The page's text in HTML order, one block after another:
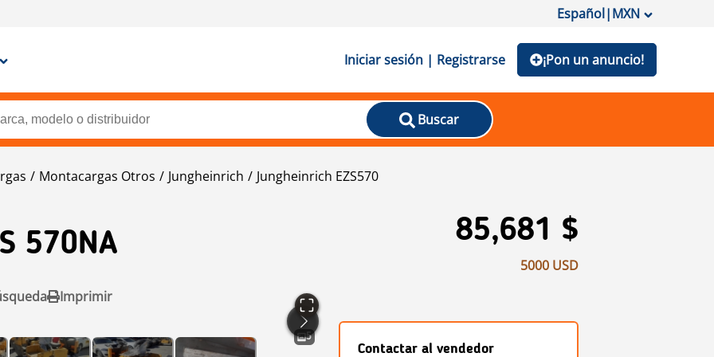
Español|MXN
Iniciar sesión | Registrarse ¡Pon un anuncio!
Buscar
Montacargas Otros Jungheinrich Jungheinrich EZS570
570NA 85,681 $
5000 USD
Imprimir
5
Contactar al vendedor